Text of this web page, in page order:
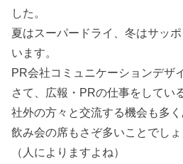
した。
夏はスーパードライ、冬はサッ
います。
PR会社コミュニケーションデザ
さて、広報・PRの仕事をしてい
社外の方々と交流する機会も多く
飲み会の席もさぞ多いことでしょ
（人によりますよね）